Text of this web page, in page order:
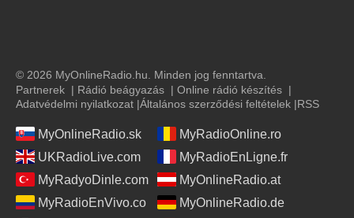
© 2026 MyOnlineRadio.hu. Minden jog fenntartva.
Partnerek | Rádió beágyazás | Online rádió készítés |
Adatvédelmi nyilatkozat |Általános szerződési feltételek |RSS
MyOnlineRadio.sk
MyRadioOnline.ro
UKRadioLive.com
MyRadioEnLigne.fr
MyRadyoDinle.com
MyOnlineRadio.at
MyRadioEnVivo.co
MyOnlineRadio.de